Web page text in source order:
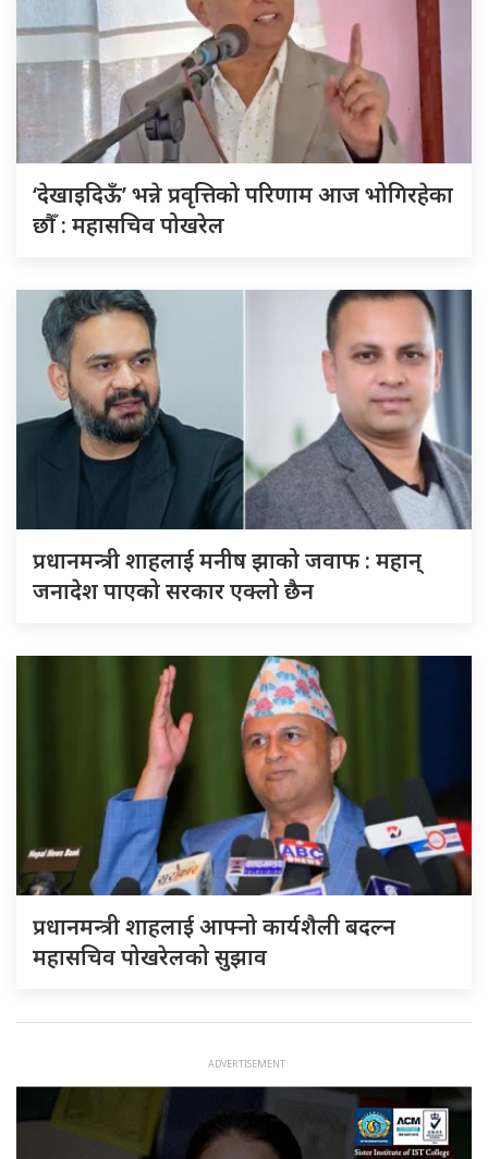
‘देखाइदिऊँ’ भन्ने प्रवृत्तिको परिणाम आज भोगिरहेका
छौँ : महासचिव पोखरेल
प्रधानमन्त्री शाहलाई मनीष झाको जवाफ : महान्
जनादेश पाएको सरकार एक्लो छैन
प्रधानमन्त्री शाहलाई आफ्नो कार्यशैली बदल्न
महासचिव पोखरेलको सुझाव